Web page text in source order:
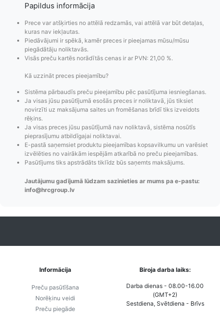
Pasūtījumu statusa
maiņas
paziņojumi,
Izsekošana,
Pasūtījumu re-
order u.c.
Visi pieejamie
to izmaksas bez
lietotāja konta
izveides.
Papildus informācija
Prece var atšķirties no attēlā redzamās, vai attēlā var būt detaļas,
kuras nav iekļautas.
Piedāvājumi ir spēkā, kamēr preces ir pieejamas mūsu/mūsu
piegādātāju noliktavās.
Visās preču kartēs norādītās cenas ir ar PVN: 21,00 %.
Kā uzzināt preces pieejamību?
Sistēma pārbaudīs preču pieejamību pēc pasūtījuma iesniegšanas.
Ja visas jūsu pasūtījumā esošās preces ir noliktavā, jūs tiksiet
novirzīti uz maksājuma saites un fromēšanas brīdī tiks izveidots
rēķins.
Ja visas preces jūsu pasūtījumā nav noliktavā, sistēma nosūtīs
pieprasījumu atbildīgajai noliktavai.
E-pastā saņemsiet produktu pieejamības kopsavilkumu un varēsiet
izvēlēties no vairākām iespējām atkarībā no preču pieejamības.
Pasūtījums tiks apstrādāts tiklīdz būs saņemts maksājums.
Jautājumu gadījumā lūdzam sazinieties ar mums pa e-pastu:
info@hrcgroup.lv
Informācija
Preču pasūtīšana
Norēķinu veidi
Preču piegāde
Biroja darba laiks:
Darba dienas - 08.00-16.00
(GMT+2)
Sestdiena, Svētdiena - Brīvs